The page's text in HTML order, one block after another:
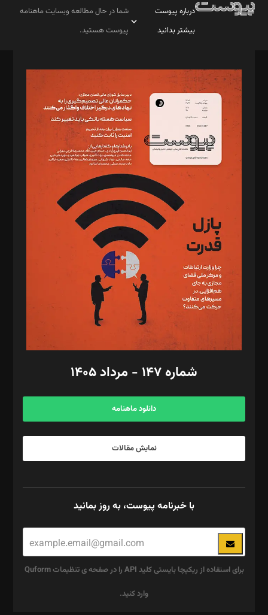
درباره پیوست
بیشتر بدانید
شما در حال مطالعه وبسایت ماهنامه
پیوست هستید.
مدیر مسئول: محمدباقر اثنی‌عشری
سردبیر: مهرک محمودی
دبیر تحریریه: میثم قاسمی
د‌بیر ناداستان: سمانه سمیع
د‌بیر خدمت و تجارت: ابوالفضل رجبی
د‌بیر حقوق فناوری: حسام‌الدین ایپکچی
د‌بیر پیوست جهان: مینا پاکدل
د‌بیر تحریریه آنلاین: بابک نقاش
تحریریه‌: مجتبی محمود‌ی، آرش برهمند، یسنا امان‌پور، سروش کرمیان،
مصطفی مسجدی آرانی، ابوالفضل رجبی، زهرا فکرانه، فائزه فتحی
رستمی،مصطفی باستان
ویرایش: نگار استاد‌‌آقا
طراح یونیفرم: مجید توکلی
فیلمبرداری و عکاسی: امیر شفیعی، مانی لطفی زاده
گرافیک و صفحه‌آرایی: سید‌سبحان‌علی ثابت
مد‌یر توسعه تجاری: کامبیز برید‌
امور مالی: شاپور رهبری، محمد‌ کاظمی‌نیا
آگهی و مشترکین: ۰۹۱۹۹۹۹۰۴۵۴
شماره ۱۴۷ - مرداد ۱۴۰۵
دانلود ماهنامه
نمایش مقالات
با خبرنامه پیوست، به روز بمانید
برای استفاده از ریکپچا بایستی کلید API را در صفحه ی تنظیمات Quform
وارد کنید.